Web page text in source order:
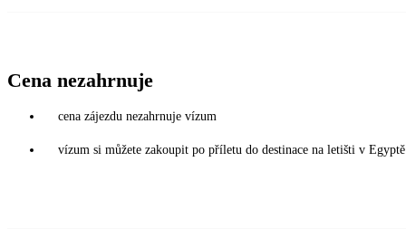
Cena nezahrnuje
cena zájezdu nezahrnuje vízum
vízum si můžete zakoupit po příletu do destinace na letišti v